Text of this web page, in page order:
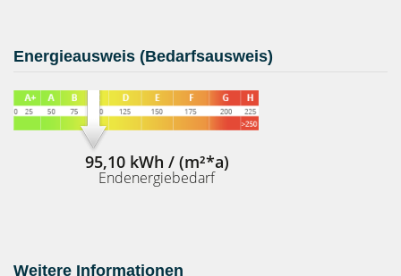
Energieausweis (Bedarfsausweis)
95,10 kWh / (m²*a)
Endenergiebedarf
Weitere Informationen